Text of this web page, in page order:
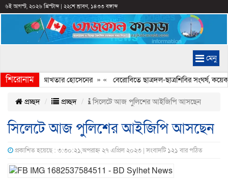
৬ই আগস্ট, ২০২৬ খ্রিস্টাব্দ| ২২শে শ্রাবণ, ১৪৩৩ বঙ্গাব্দ
মেনু
শিরোনাম
করার অভিযোগ আখতার হোসেনের» «বেরোবিতে ছাত্রদল-ছাত্রশিবির সংঘর্ষ,
প্রচ্ছদ প্রচ্ছদ সিলেটে আজ পুলিশের আইজিপি আসছেন
সিলেটে আজ পুলিশের আইজিপি আসছেন
প্রকাশিত হয়েছে : ৩:৩০:২১,অপরাহ্ন ২৭ এপ্রিল ২০২৩ | সংবাদটি ১২১ বার পঠিত